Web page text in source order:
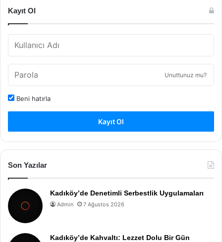
Kayıt Ol
Unuttunuz mu?
Beni hatırla
Kayıt Ol
Son Yazılar
Kadıköy’de Denetimli Serbestlik Uygulamaları
Admin 7 Ağustos 2026
Kadıköy’de Kahvaltı: Lezzet Dolu Bir Gün